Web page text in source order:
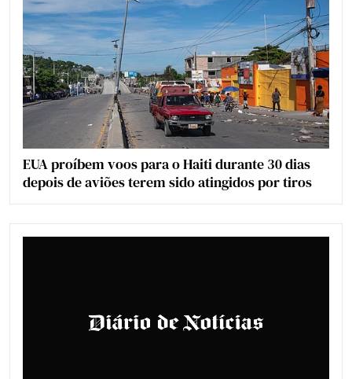
EUA proíbem voos para o Haiti durante 30 dias
depois de aviões terem sido atingidos por tiros